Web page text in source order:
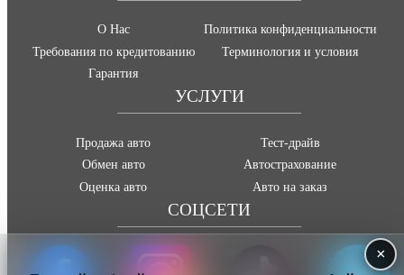
×
УСЛУГИ
Продажа авто
Обмен авто
Оценка авто
Тест-драйв
Автострахование
Авто на заказ
О Нас
Требования по кредитованию
Гарантия
Политика конфиденциальности
Терминология и условия
СОЦСЕТИ